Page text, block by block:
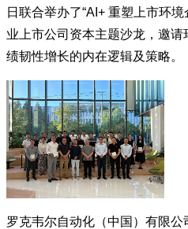
日联合举办了“AI+ 重塑上市环
业上市公司资本主题沙龙，邀
绩韧性增长的内在逻辑及策略。
罗克韦尔自动化（中国）有限